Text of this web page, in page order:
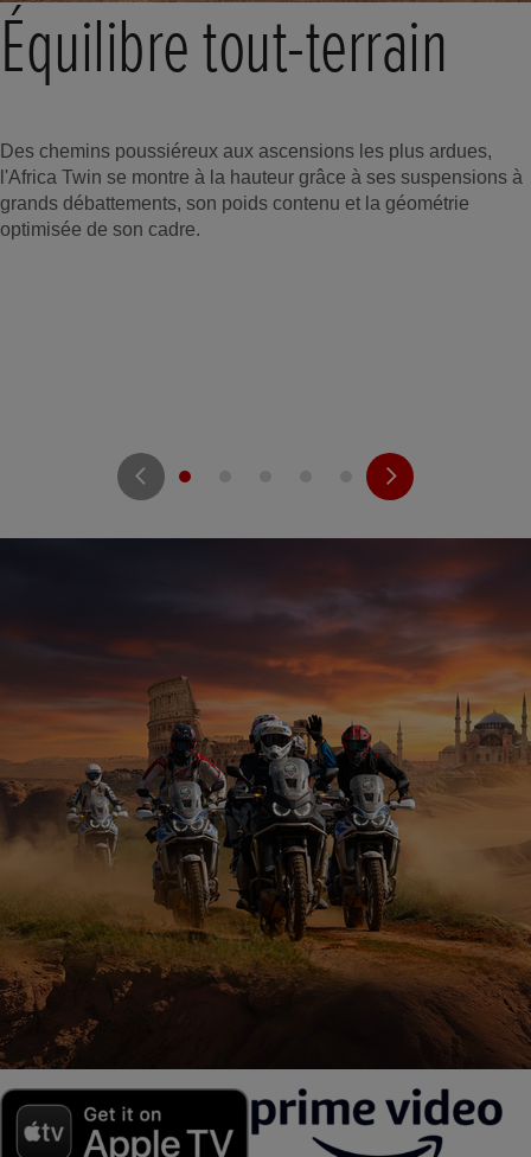
Équilibre tout-terrain
Des chemins poussiéreux aux ascensions les plus ardues,
l'Africa Twin se montre à la hauteur grâce à ses suspensions à
grands débattements, son poids contenu et la géométrie
optimisée de son cadre.